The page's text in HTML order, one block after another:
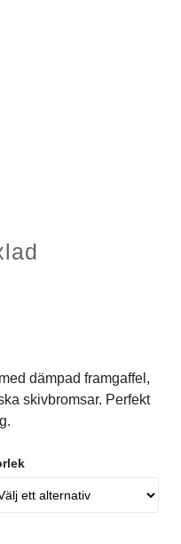
dämpad framgaffel,
skivbromsar. Perfekt